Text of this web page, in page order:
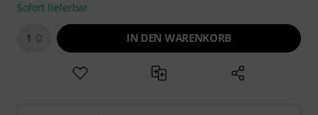
Sofort lieferbar
1 IN DEN WARENKORB